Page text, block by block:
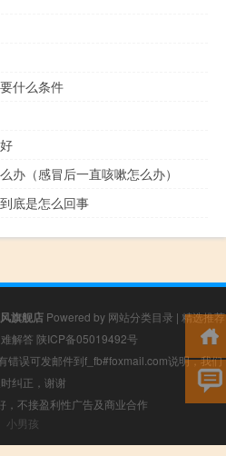
什么条件
办（感冒后一直咳嗽怎么办）
底是怎么回事
旗舰店Powered by 网站分类目录 | 精选推荐
解答 陕ICP备05019492号
错误可发邮件到f_fb#foxmail.com说明，我们
纠正，谢谢
，不接盈利性广告及商业合作
小男孩